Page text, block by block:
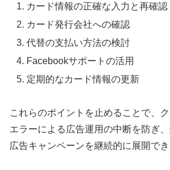
カード情報の正確な入力と再確認
カード発行会社への確認
代替の支払い方法の検討
Facebookサポートの活用
定期的なカード情報の更新
これらのポイントを止めることで、
エラーによる広告運用の中断を防ぎ
広告キャンペーンを継続的に展開でき